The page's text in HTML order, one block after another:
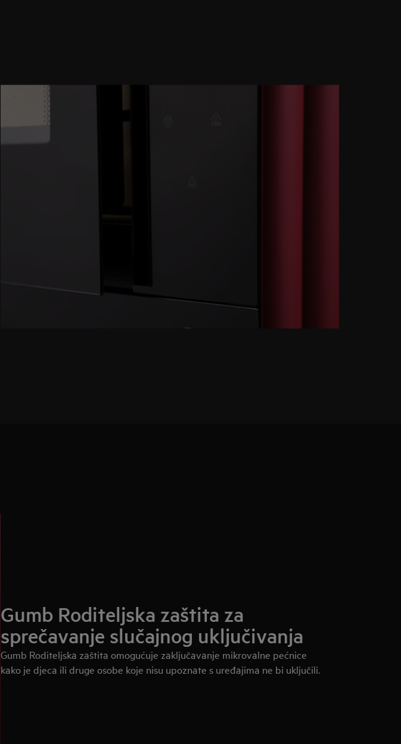
Gumb Roditeljska zaštita za
sprečavanje slučajnog uključivanja
Gumb Roditeljska zaštita omogućuje zaključavanje mikrovalne pećnice
kako je djeca ili druge osobe koje nisu upoznate s uređajima ne bi uključili.